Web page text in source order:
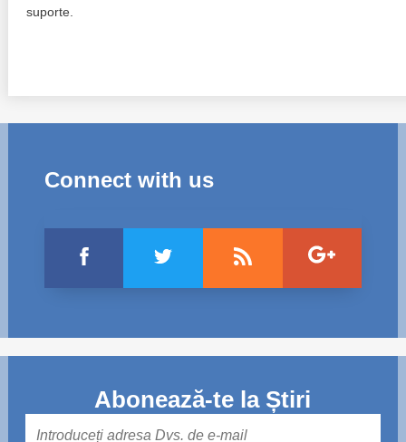
suporte.
Connect with us
Abonează-te la Știri